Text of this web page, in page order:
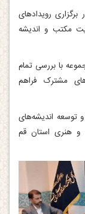
رویدادهای
مکتب و اندیشه
با بررسی تمام
مشترک فراهم
توسعه اندیشه‌های
هنری استان قم